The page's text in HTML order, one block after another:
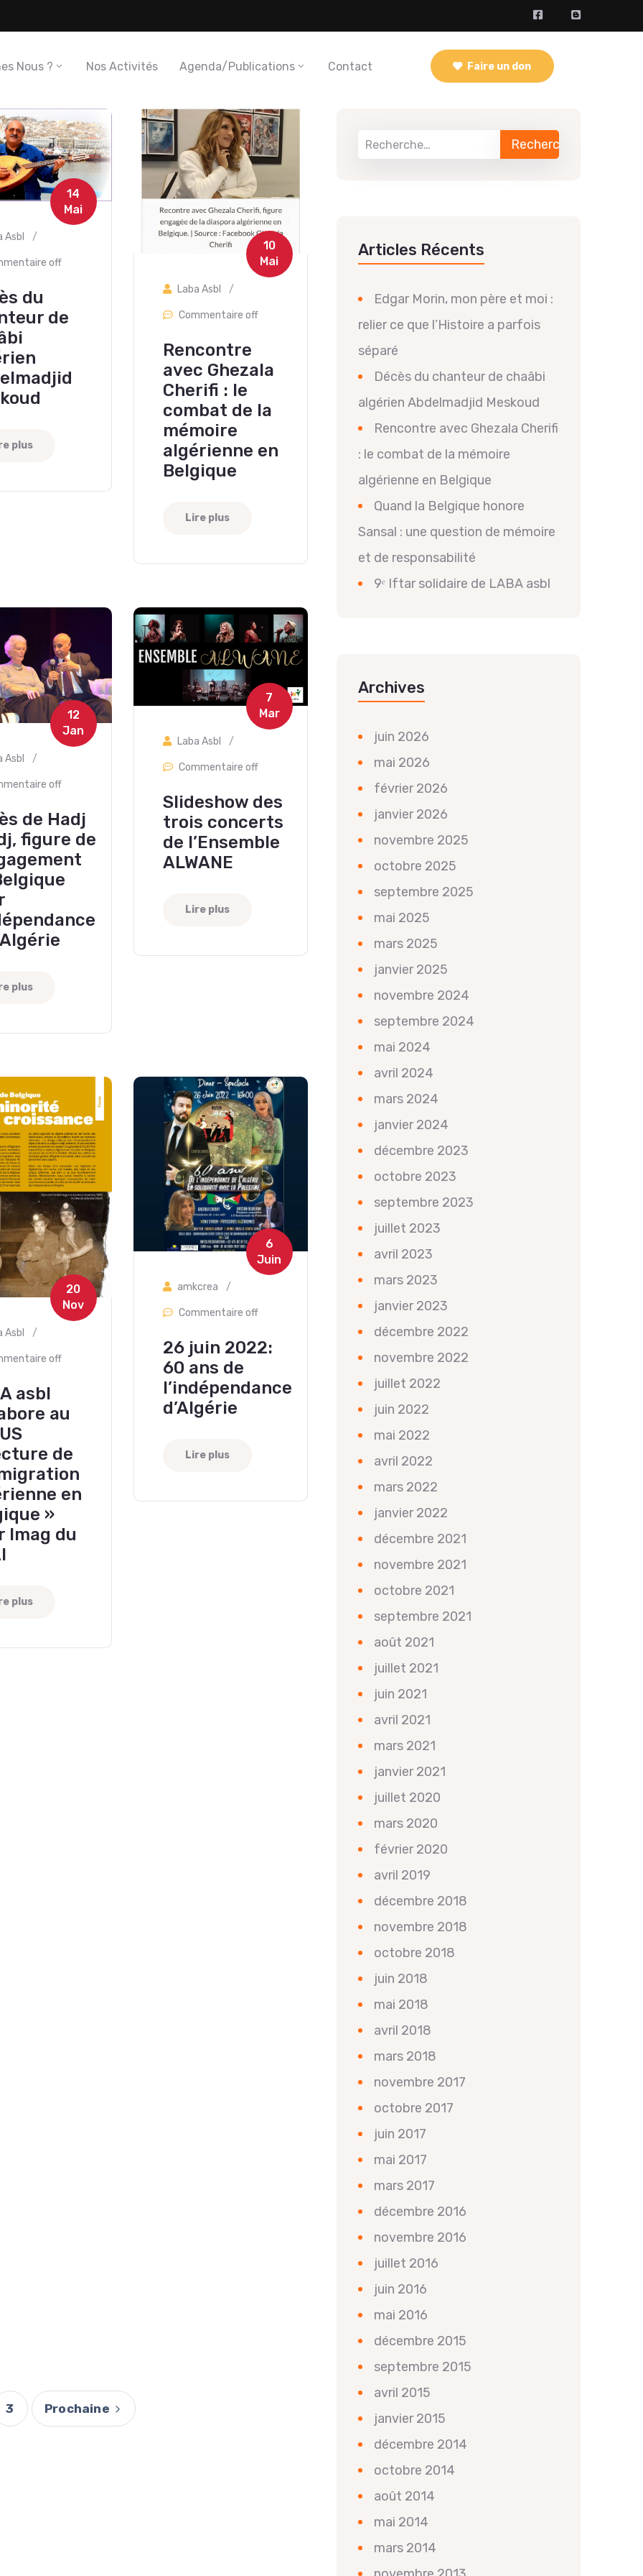
Nous ? Nos Activités Agenda/Publications Contact Faire un don
14
Mai
Asbl /
off
du
de
plus
10
Mai
Laba Asbl /
Commentaire off
Rencontre
avec Ghezala
Cherifi : le
combat de la
mémoire
algérienne en
Belgique
Lire plus
12
Jan
Asbl /
off
de Hadj
figure de
plus
7
Mar
Laba Asbl /
Commentaire off
Slideshow des
trois concerts
de l’Ensemble
ALWANE
Lire plus
20
Nov
Asbl /
off
asbl
au
de
en
»
Imag du
plus
6
Juin
amkcrea /
Commentaire off
26 juin 2022:
60 ans de
l’indépendance
d’Algérie
Lire plus
3 Prochaine
Articles Récents
Edgar Morin, mon père et moi :
relier ce que l’Histoire a parfois
séparé
Décès du chanteur de chaâbi
algérien Abdelmadjid Meskoud
Rencontre avec Ghezala Cherifi
: le combat de la mémoire
algérienne en Belgique
Quand la Belgique honore
Sansal : une question de mémoire
et de responsabilité
9ᵉ Iftar solidaire de LABA asbl
Archives
juin 2026
mai 2026
février 2026
janvier 2026
novembre 2025
octobre 2025
septembre 2025
mai 2025
mars 2025
janvier 2025
novembre 2024
septembre 2024
mai 2024
avril 2024
mars 2024
janvier 2024
décembre 2023
octobre 2023
septembre 2023
juillet 2023
avril 2023
mars 2023
janvier 2023
décembre 2022
novembre 2022
juillet 2022
juin 2022
mai 2022
avril 2022
mars 2022
janvier 2022
décembre 2021
novembre 2021
octobre 2021
septembre 2021
août 2021
juillet 2021
juin 2021
avril 2021
mars 2021
janvier 2021
juillet 2020
mars 2020
février 2020
avril 2019
décembre 2018
novembre 2018
octobre 2018
juin 2018
mai 2018
avril 2018
mars 2018
novembre 2017
octobre 2017
juin 2017
mai 2017
mars 2017
décembre 2016
novembre 2016
juillet 2016
juin 2016
mai 2016
décembre 2015
septembre 2015
avril 2015
janvier 2015
décembre 2014
octobre 2014
août 2014
mai 2014
mars 2014